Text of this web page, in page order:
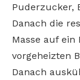
Puderzucker,
Danach die
Masse auf
vorgeheizten
Danach